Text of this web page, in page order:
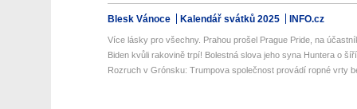
Blesk Vánoce Kalendář svátků 2025 INFO.cz
Více lásky pro všechny. Prahou prošel Prague Pride, na
Biden kvůli rakovině trpí! Bolestná slova jeho syna Huntera o
Rozruch v Grónsku: Trumpova společnost provádí ropné vrty